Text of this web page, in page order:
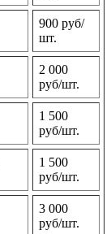
900 руб/
шт.
2 000
руб/шт.
1 500
руб/шт.
1 500
руб/шт.
3 000
руб/шт.